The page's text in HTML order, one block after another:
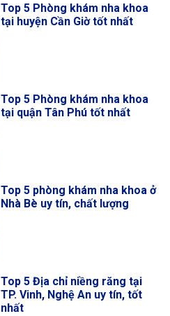
Top 5 Phòng khám nha khoa
tại huyện Cần Giờ tốt nhất
Top 5 Phòng khám nha khoa
tại quận Tân Phú tốt nhất
Top 5 phòng khám nha khoa ở
Nhà Bè uy tín, chất lượng
Top 5 Địa chỉ niềng răng tại
TP. Vinh, Nghệ An uy tín, tốt
nhất